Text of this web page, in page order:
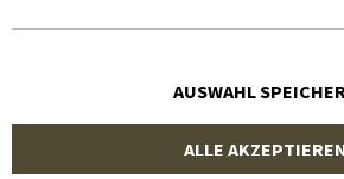
AUSWAHL
ALLE